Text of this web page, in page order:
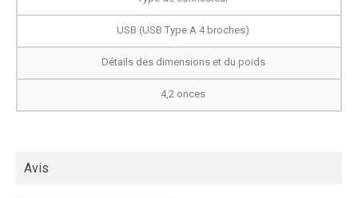
USB (USB Type A 4 broches)
Détails des dimensions et du poids
4,2 onces
Avis